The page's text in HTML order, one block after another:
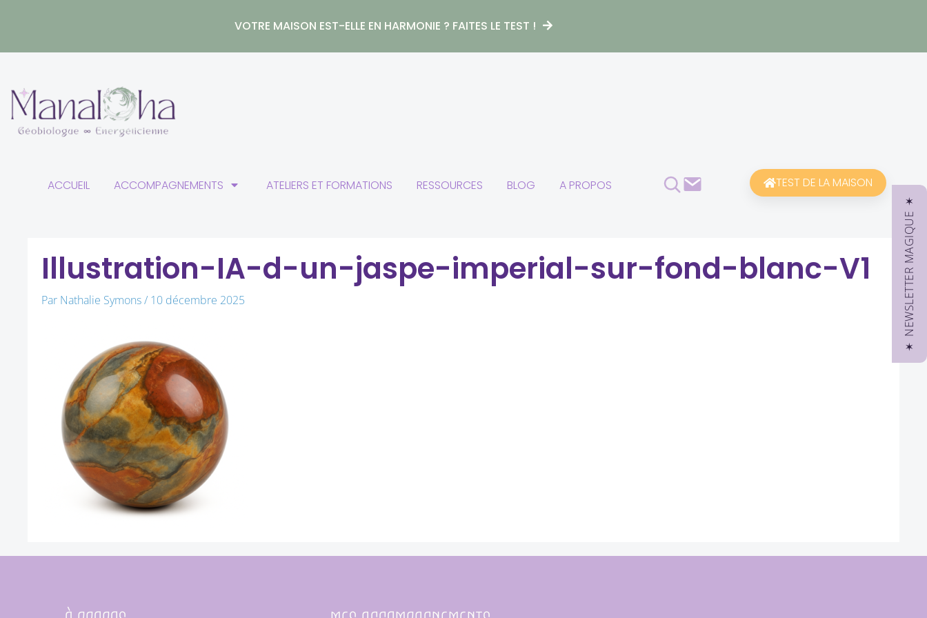
VOTRE MAISON EST-ELLE EN HARMONIE ? FAITES LE TEST !
ACCUEIL ACCOMPAGNEMENTS ATELIERS ET FORMATIONS RESSOURCES BLOG A PROPOS Rechercher
Contact TEST DE LA MAISON
Illustration-IA-d-un-jaspe-imperial-sur-fond-blanc-V1
Par Nathalie Symons/ 10 décembre 2025 ✶ NEWSLETTER MAGIQUE ✶